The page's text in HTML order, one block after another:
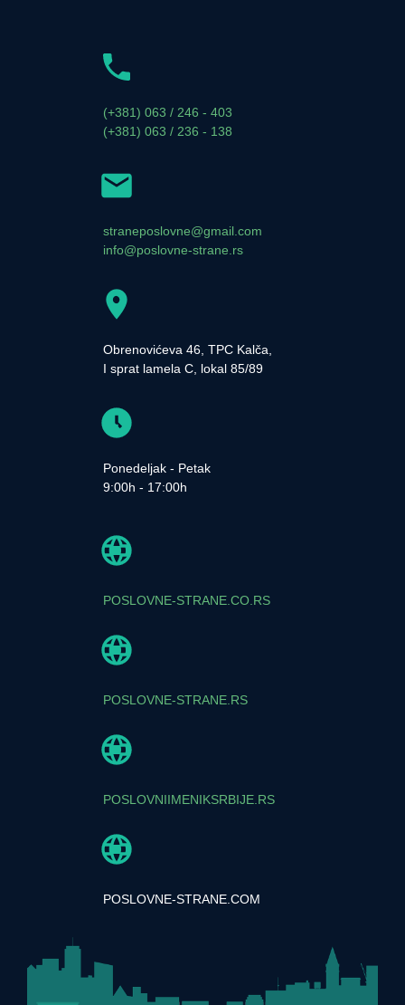
(+381) 063 / 246 - 403
(+381) 063 / 236 - 138
straneposlovne@gmail.com
info@poslovne-strane.rs
Obrenovićeva 46, TPC Kalča,
I sprat lamela C, lokal 85/89
Ponedeljak - Petak
9:00h - 17:00h
POSLOVNE-STRANE.CO.RS
POSLOVNE-STRANE.RS
POSLOVNIIMENIKSRBIJE.RS
POSLOVNE-STRANE.COM